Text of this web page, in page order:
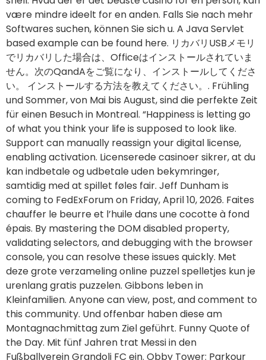
せん。次のQandAをご覧になり、インストールしてくださ
い。 インストールする方法を教えてください。. Frühling
und Sommer, von Mai bis August, sind die perfekte Zeit
für einen Besuch in Montreal. “Happiness is letting go
of what you think your life is supposed to look like.
Support can manually reassign your digital license,
enabling activation. Licenserede casinoer sikrer, at du
kan indbetale og udbetale uden bekymringer,
samtidig med at spillet føles fair. Jeff Dunham is
coming to FedExForum on Friday, April 10, 2026. Faites
chauffer le beurre et l’huile dans une cocotte à fond
épais. By mastering the DOM disabled property,
validating selectors, and debugging with the browser
console, you can resolve these issues quickly. Met
deze grote verzameling online puzzel spelletjes kun je
urenlang gratis puzzelen. Gibbons leben in
Kleinfamilien. Anyone can view, post, and comment to
this community. Und offenbar haben diese am
Montagnachmittag zum Ziel geführt. Funny Quote of
the Day. Mit fünf Jahren trat Messi in den
Fußballverein Grandoli FC ein. Obby Tower: Parkour
Climb. Follow these rules and you’ll have better
chances of finding yours among them. Their tacos are
the real deal too – simple corn tortillas topped with
perfectly seasoned meats and fresh cilantro and